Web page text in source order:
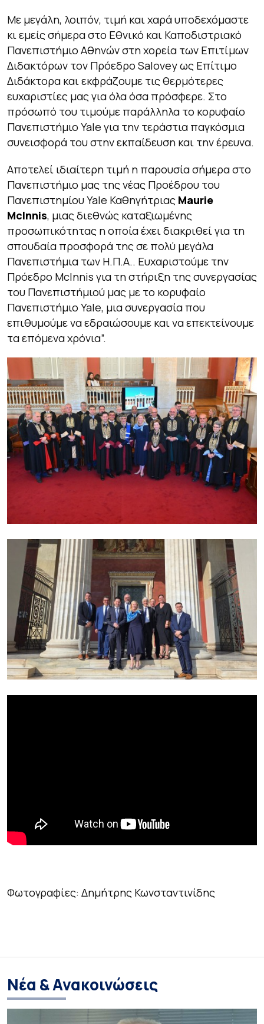
Με μεγάλη, λοιπόν, τιμή και χαρά υποδεχόμαστε
κι εμείς σήμερα στο Εθνικό και Καποδιστριακό
Πανεπιστήμιο Αθηνών στη χορεία των Επιτίμων
Διδακτόρων τον Πρόεδρο Salovey ως Επίτιμο
Διδάκτορα και εκφράζουμε τις θερμότερες
ευχαριστίες μας για όλα όσα πρόσφερε. Στο
πρόσωπό του τιμούμε παράλληλα το κορυφαίο
Πανεπιστήμιο Yale για την τεράστια παγκόσμια
συνεισφορά του στην εκπαίδευση και την έρευνα.
Αποτελεί ιδιαίτερη τιμή η παρουσία σήμερα στο
Πανεπιστήμιο μας της νέας Προέδρου του
Πανεπιστημίου Yale Καθηγήτριας Maurie
McInnis, μιας διεθνώς καταξιωμένης
προσωπικότητας η οποία έχει διακριθεί για τη
σπουδαία προσφορά της σε πολύ μεγάλα
Πανεπιστήμια των Η.Π.Α.. Ευχαριστούμε την
Πρόεδρο McInnis για τη στήριξη της συνεργασίας
του Πανεπιστήμιού μας με το κορυφαίο
Πανεπιστήμιο Yale, μια συνεργασία που
επιθυμούμε να εδραιώσουμε και να επεκτείνουμε
τα επόμενα χρόνια”.
Φωτογραφίες: Δημήτρης Κωνσταντινίδης
Νέα & Ανακοινώσεις